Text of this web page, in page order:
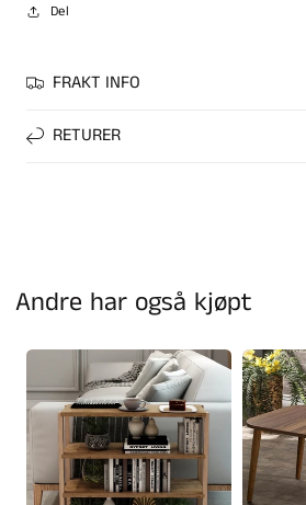
Del
FRAKT INFO
RETURER
Andre har også kjøpt